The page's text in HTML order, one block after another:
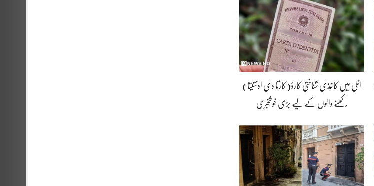
اٹلی میں کاغذی شناختی کارڈ(کارتا دی ادنتیتا)
رکھنے والوں کے لیے بڑی خوشخبری